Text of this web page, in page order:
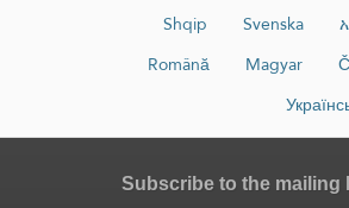
Shqip
Svenska
Română
Magyar
Subscribe to the mailing